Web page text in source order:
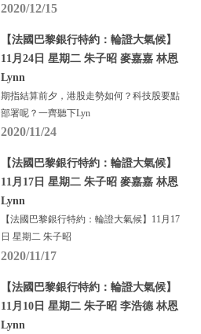
2020/12/15
【法國巴黎銀行特約：輪證大氣候】
11月24日 星期二 朱子昭 麥嘉嘉 林恩
Lynn
期指結算前夕，港股走勢如何？科技股要點
部署呢？一齊聽下Lyn
2020/11/24
【法國巴黎銀行特約：輪證大氣候】
11月17日 星期二 朱子昭 麥嘉嘉 林恩
Lynn
【法國巴黎銀行特約：輪證大氣候】11月17
日 星期二 朱子昭
2020/11/17
【法國巴黎銀行特約：輪證大氣候】
11月10日 星期二 朱子昭 李浩德 林恩
Lynn